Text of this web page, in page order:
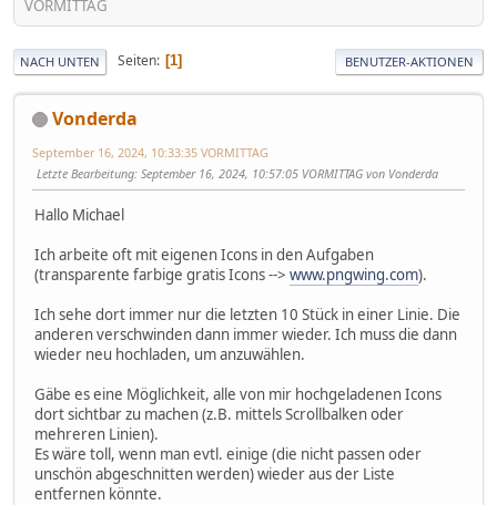
VORMITTAG
NACH UNTEN Seiten 1 BENUTZER-AKTIONEN
Vonderda
September 16, 2024, 10:33:35 VORMITTAG
Letzte Bearbeitung: September 16, 2024, 10:57:05 VORMITTAG von Vonderda
Hallo Michael
Ich arbeite oft mit eigenen Icons in den Aufgaben
(transparente farbige gratis Icons --> www.pngwing.com).
Ich sehe dort immer nur die letzten 10 Stück in einer Linie. Die
anderen verschwinden dann immer wieder. Ich muss die dann
wieder neu hochladen, um anzuwählen.
Gäbe es eine Möglichkeit, alle von mir hochgeladenen Icons
dort sichtbar zu machen (z.B. mittels Scrollbalken oder
mehreren Linien).
Es wäre toll, wenn man evtl. einige (die nicht passen oder
unschön abgeschnitten werden) wieder aus der Liste
entfernen könnte.